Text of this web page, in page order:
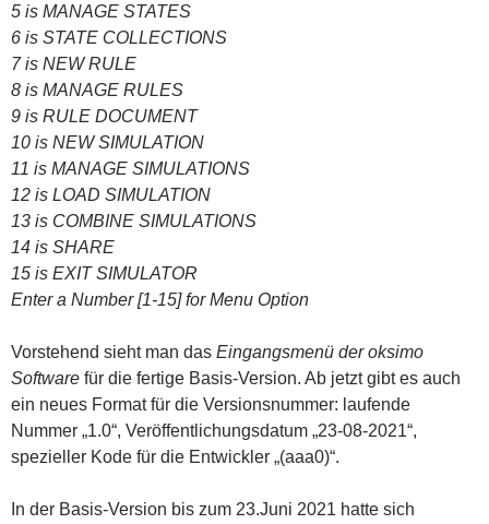
5 is MANAGE STATES
6 is STATE COLLECTIONS
7 is NEW RULE
8 is MANAGE RULES
9 is RULE DOCUMENT
10 is NEW SIMULATION
11 is MANAGE SIMULATIONS
12 is LOAD SIMULATION
13 is COMBINE SIMULATIONS
14 is SHARE
15 is EXIT SIMULATOR
Enter a Number [1-15] for Menu Option
Vorstehend sieht man das Eingangsmenü der oksimo
Software für die fertige Basis-Version. Ab jetzt gibt es auch
ein neues Format für die Versionsnummer: laufende
Nummer „1.0“, Veröffentlichungsdatum „23-08-2021“,
spezieller Kode für die Entwickler „(aaa0)“.
In der Basis-Version bis zum 23.Juni 2021 hatte sich